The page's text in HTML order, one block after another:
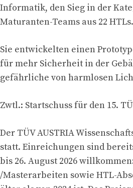
Informatik, den Sieg in der
Maturanten-Teams aus 22 HTLs.
Sie entwickelten einen
für mehr Sicherheit in der
gefährliche von harmlosen
Zwtl.: Startschuss für den 15.
Der TÜV AUSTRIA
statt. Einreichungen sind
bis 26. August 2026
/Masterarbeiten sowie HTL-